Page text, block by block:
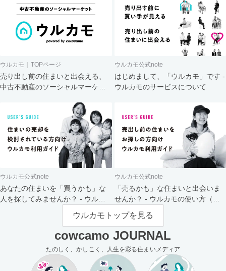
ウルカモ｜TOPページ
売り出し前の住まいと出会える、
中古不動産のソーシャルマーケッ
ウルカモ公式note
はじめまして、「ウルカモ」です -
ウルカモのサービスについて
ウルカモ公式note
あなたの住まいを「買うかも」な
人を探してみませんか？ - ウルカ
ウルカモ公式note
「売るかも」な住まいと出会いま
せんか？ - ウルカモの使い方（買
主さま向け）
ウルカモトップを見る
cowcamo JOURNAL
たのしく、かしこく、人生を彩る住まいメディア